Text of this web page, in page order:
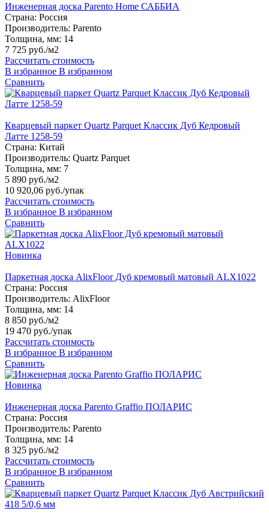
Инженерная доска Parento Home САББИА
Страна: Россия
Производитель: Parento
Толщина, мм: 14
7 725 руб./м2
Рассчитать стоимость
В избранное В избранном
Сравнить
Кварцевый паркет Quartz Parquet Классик Дуб Кедровый
Латте 1258-59
Страна: Китай
Производитель: Quartz Parquet
Толщина, мм: 7
5 890 руб./м2
10 920,06 руб./упак
Рассчитать стоимость
В избранное В избранном
Сравнить
Новинка
Паркетная доска AlixFloor Дуб кремовый матовый ALX1022
Страна: Россия
Производитель: AlixFloor
Толщина, мм: 14
8 850 руб./м2
19 470 руб./упак
Рассчитать стоимость
В избранное В избранном
Сравнить
Новинка
Инженерная доска Parento Graffio ПОЛАРИС
Страна: Россия
Производитель: Parento
Толщина, мм: 14
8 325 руб./м2
Рассчитать стоимость
В избранное В избранном
Сравнить